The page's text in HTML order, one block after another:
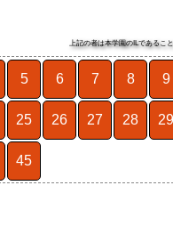
上記の者は本学園のILである
5 6 7 8 9
25 26 27 28 29
45